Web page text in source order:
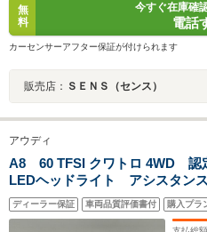
無
料
今すぐ在庫確
電話
カーセンサーアフター保証が付けられます
販売店： ＳＥＮＳ（センス）
アウディ
A8 60 TFSI クワトロ 4WD 認
LEDヘッドライト アシスタン
ートパッケージ ダイナミックオ
ング パノラミックルーフ マル
ディーラー保証 車両品質評価書付 購入プラ